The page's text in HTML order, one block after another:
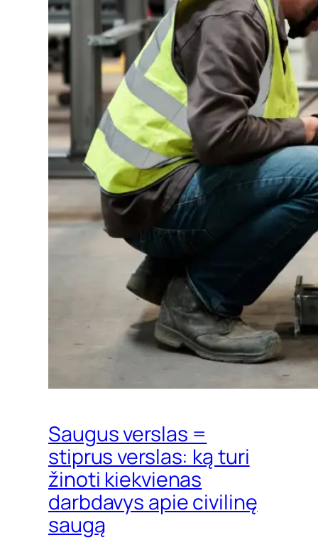
Saugus verslas =
stiprus verslas: ką turi
žinoti kiekvienas
darbdavys apie civilinę
saugą